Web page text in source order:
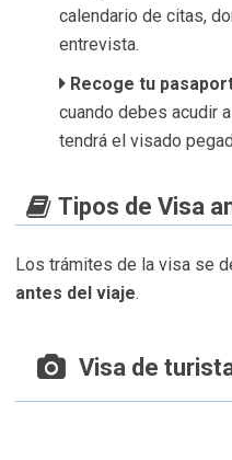
calendario de citas,
entrevista.
Recoge tu
cuando debes acudir
tendrá el visado
Tipos de Visa
Los trámites de la visa se
antes del viaje.
Visa de